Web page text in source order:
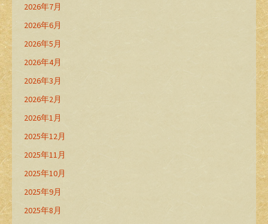
2026年7月
2026年6月
2026年5月
2026年4月
2026年3月
2026年2月
2026年1月
2025年12月
2025年11月
2025年10月
2025年9月
2025年8月